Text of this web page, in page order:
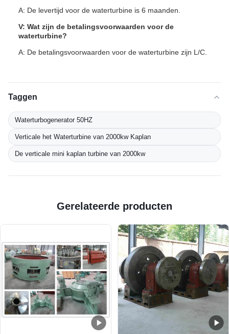
A: De levertijd voor de waterturbine is 6 maanden.
V: Wat zijn de betalingsvoorwaarden voor de
waterturbine?
A: De betalingsvoorwaarden voor de waterturbine zijn L/C.
Taggen
Waterturbogenerator 50HZ
Verticale het Waterturbine van 2000kw Kaplan
De verticale mini kaplan turbine van 2000kw
Gerelateerde producten